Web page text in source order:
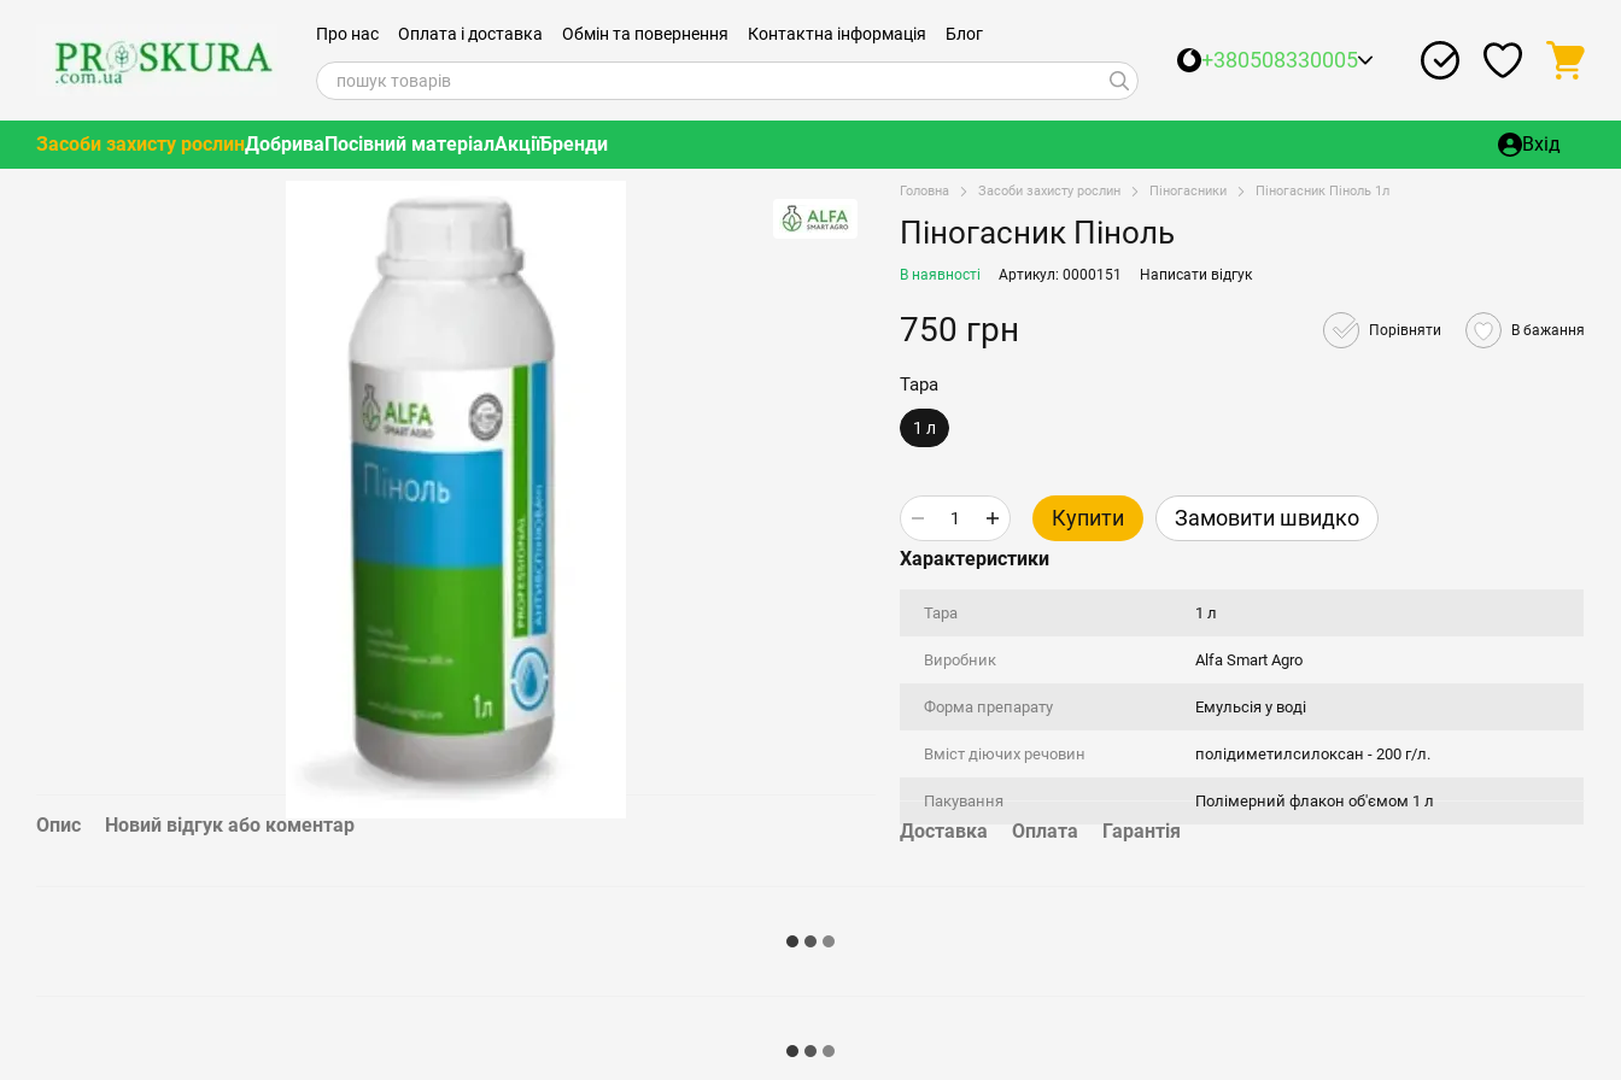
Про нас Оплата і доставка Обмін та повернення Контактна інформація Блог
+380508330005
Засоби захисту рослинДобриваПосівний матеріалАкціїБренди Вхід
Опис Новий відгук або коментар
Головна Засоби захисту рослин Піногасники Піногасник Піноль 1л
Піногасник Піноль
В наявності Артикул: 0000151 Написати відгук
750 грн Порівняти В бажання
Тара
1 л
Купити Замовити швидко
Характеристики
Тара 1 л
Виробник Alfa Smart Agro
Форма препарату Емульсія у воді
Вміст діючих речовин полідиметилсилоксан - 200 г/л.
Пакування Полімерний флакон об'ємом 1 л
Доставка Оплата Гарантія